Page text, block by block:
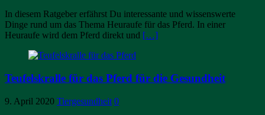
In diesem Ratgeber erfährst Du interessante und wissenswerte
Dinge rund um das Thema Heuraufe für das Pferd. In einer
Heuraufe wird dem Pferd direkt und […]
Teufelskralle für das Pferd für die Gesundheit
9. April 2020 Tiergesundheit 0